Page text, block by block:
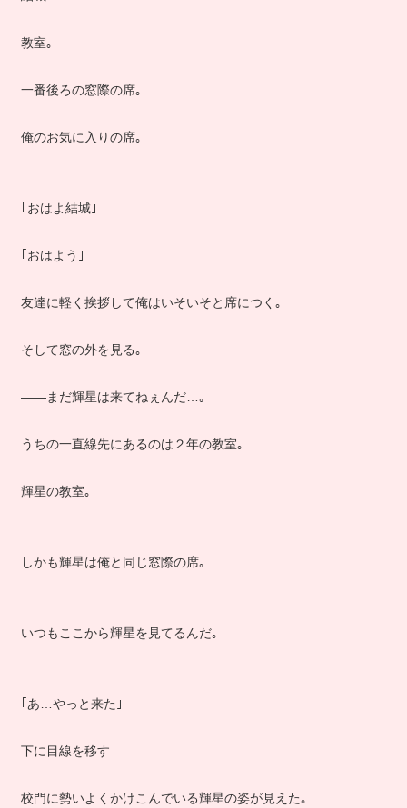
教室｡
一番後ろの窓際の席｡
俺のお気に入りの席｡
｢おはよ結城｣
｢おはよう｣
友達に軽く挨拶して俺はいそいそと席につく｡
そして窓の外を見る｡
――まだ輝星は来てねぇんだ…｡
うちの一直線先にあるのは２年の教室｡
輝星の教室｡
しかも輝星は俺と同じ窓際の席｡
いつもここから輝星を見てるんだ｡
｢あ…やっと来た｣
下に目線を移す
校門に勢いよくかけこんでいる輝星の姿が見えた｡